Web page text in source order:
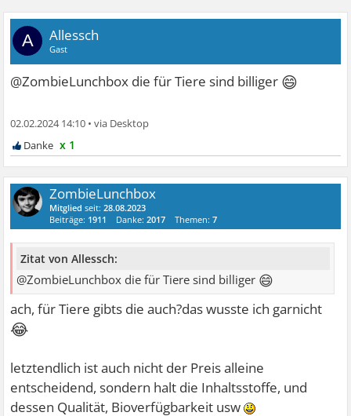
A Allessch
Gast
@ZombieLunchbox die für Tiere sind billiger 😄
02.02.2024 14:10 •
x 1
ZombieLunchbox
Mitglied seit:28.08.2023
Beiträge: 1911 Danke:2017 Themen:7
Zitat von Allessch:
@ZombieLunchbox die für Tiere sind billiger 😄
ach, für Tiere gibts die auch?das wusste ich garnicht
😂
letztendlich ist auch nicht der Preis alleine
entscheidend, sondern halt die Inhaltsstoffe, und
dessen Qualität, Bioverfügbarkeit usw